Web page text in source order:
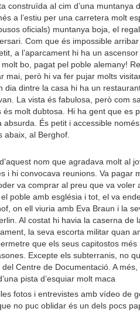
construïda al cim d’una muntanya
a l’estiu per una carretera molt
oficials) muntanya boja, el
Com que és impossible
a l’aparcament hi ha un
bo, pagat pel poble alemany!
mai, però hi va fer pujar molts
dia dintre la casa hi ha un
La vista és fabulosa, però com
és molt dubtosa. Hi ha gent que es
absurda. És petit i accessible
abaix, al Berghof.
nom que agradava molt al
i hi convocava reunions. Va pagar
va comprar al preu que va voler
poble amb església i tot, el va
on ell viuria amb Eva Braun i la
Al costat hi havia la caserna de
la seva escorta militar quan
que els seus capitostos més
Excepte els subterranis, no
Centre de Documentació. A més,
pista d’esquiar molt maca
fotos i entrevistes amb vídeo de
no puc oblidar és un dels pocs